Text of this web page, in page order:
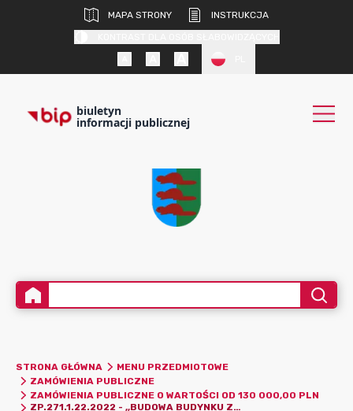
MAPA STRONY
INSTRUKCJA
biuletyn
informacji publicznej
STRONA GŁÓWNA
MENU PRZEDMIOTOWE
ZAMÓWIENIA PUBLICZNE
ZAMÓWIENIA PUBLICZNE O WARTOŚCI OD 130 000,00 PLN
ZP.271.1.22.2022 - ,,BUDOWA BUDYNKU ZAPLECZY SANITARNO-HIGIENICZNYCH Z TRYBUNAMI SPORTOWYMI KS CYKLON W ROGOŹNIKU"